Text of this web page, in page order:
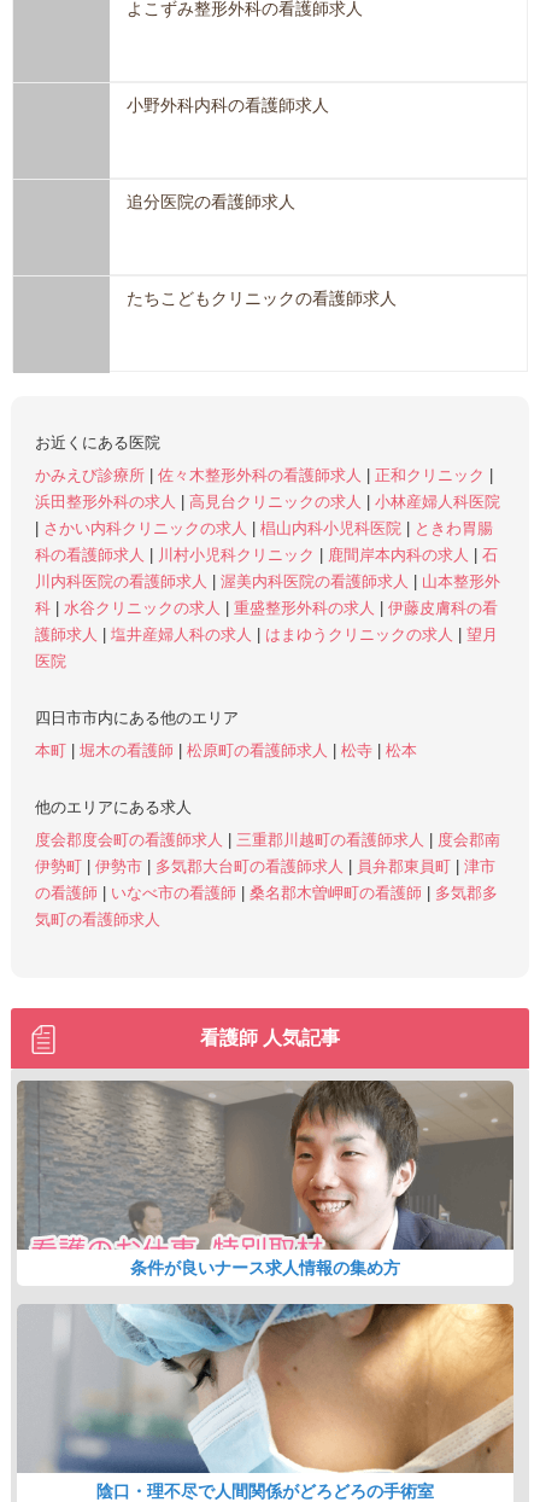
よこずみ整形外科の看護師求人
小野外科内科の看護師求人
追分医院の看護師求人
たちこどもクリニックの看護師求人
お近くにある医院
かみえび診療所
佐々木整形外科の看護師求人 正和クリニック
浜田整形外科の求人
高見台クリニックの求人
小林産婦人科医院
さかい内科クリニックの求人 椙山内科小児科医院
ときわ胃腸
科の看護師求人
川村小児科クリニック 鹿間岸本内科の求人
石
川内科医院の看護師求人
渥美内科医院の看護師求人
山本整形外
科
水谷クリニックの求人 重盛整形外科の求人
伊藤皮膚科の看
護師求人
塩井産婦人科の求人 はまゆうクリニックの求人
望月
医院
四日市市内にある他のエリア
本町
堀木の看護師 松原町の看護師求人 松寺 松本
他のエリアにある求人
度会郡度会町の看護師求人
三重郡川越町の看護師求人
度会郡南
伊勢町
伊勢市 多気郡大台町の看護師求人 員弁郡東員町
津市
の看護師
いなべ市の看護師 桑名郡木曽岬町の看護師
多気郡多
気町の看護師求人
看護師 人気記事
条件が良いナース求人情報の集め方
陰口・理不尽で人間関係がどろどろの手術室